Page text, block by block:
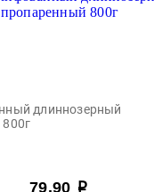
длиннозерный
79.90 р